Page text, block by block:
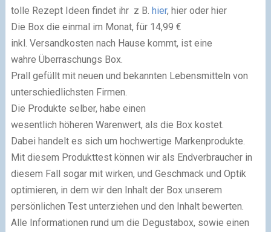
tolle Rezept Ideen findet ihr z B. hier, hieroder hier
Die Box die einmal im Monat, für 14,99 €
inkl. Versandkosten nach Hause kommt, ist eine
wahre Überraschungs Box.
Prall gefüllt mit neuen und bekannten Lebensmitteln von
unterschiedlichsten Firmen.
Die Produkte selber, habe einen
wesentlich höheren Warenwert, als die Box kostet.
Dabei handelt es sich um hochwertige Markenprodukte.
Mit diesem Produkttest können wir als Endverbraucher in
diesem Fall sogar mit wirken, und Geschmack und Optik
optimieren, in dem wir den Inhalt der Box unserem
persönlichen Test unterziehen und den Inhalt bewerten.
Alle Informationen rund um die Degustabox, sowie einen